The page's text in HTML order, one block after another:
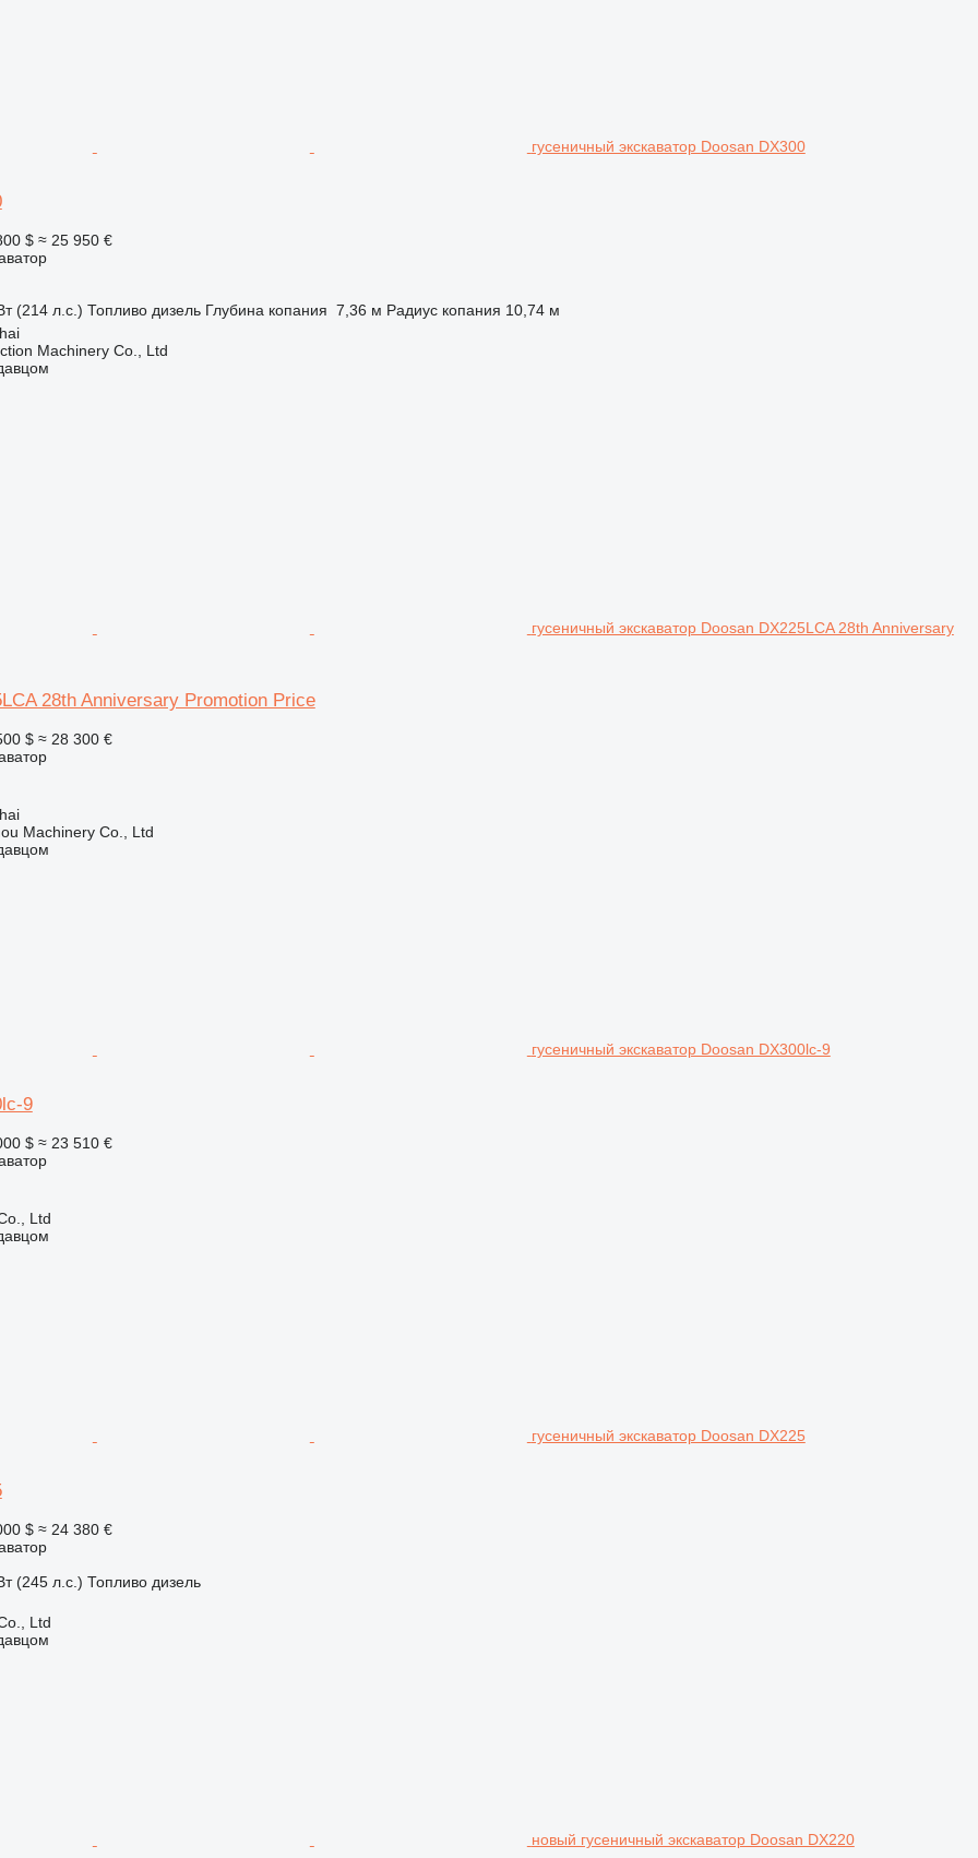
гусеничный экскаватор Doosan DX300
$ ≈ 25 950 €
(214 л.с.) Топливо дизель Глубина копания 7,36 м Радиус копания 10,74 м
Machinery Co., Ltd
гусеничный экскаватор Doosan DX225LCA 28th Anniversary
28th Anniversary Promotion Price
$ ≈ 28 300 €
Machinery Co., Ltd
гусеничный экскаватор Doosan DX300lc-9
9
$ ≈ 23 510 €
Ltd
гусеничный экскаватор Doosan DX225
$ ≈ 24 380 €
(245 л.с.) Топливо дизель
Ltd
новый гусеничный экскаватор Doosan DX220